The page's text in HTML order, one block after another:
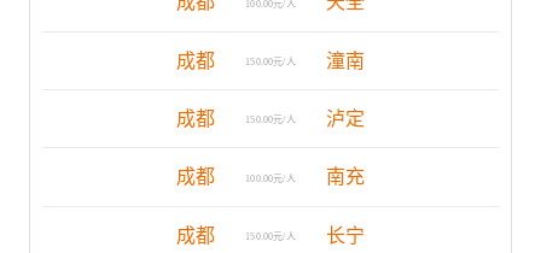
100.00元/人
成都 150.00元/人 潼南
成都 150.00元/人 泸定
成都 100.00元/人 南充
成都 150.00元/人 长宁